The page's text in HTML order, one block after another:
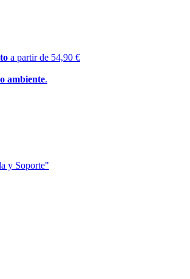
a partir de 54,90 €
ambiente.
y Soporte"